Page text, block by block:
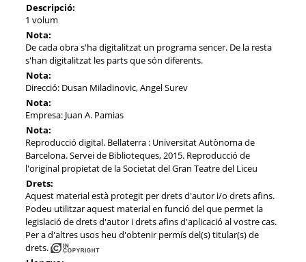
Descripció:
1 volum
Nota:
De cada obra s'ha digitalitzat un programa sencer. De la resta
s'han digitalitzat les parts que són diferents.
Nota:
Direcció: Dusan Miladinovic, Angel Surev
Nota:
Empresa: Juan A. Pamias
Nota:
Reproducció digital. Bellaterra : Universitat Autònoma de
Barcelona. Servei de Biblioteques, 2015. Reproducció de
l'original propietat de la Societat del Gran Teatre del Liceu
Drets:
Aquest material està protegit per drets d'autor i/o drets afins.
Podeu utilitzar aquest material en funció del que permet la
legislació de drets d'autor i drets afins d'aplicació al vostre cas.
Per a d'altres usos heu d'obtenir permís del(s) titular(s) de
drets.